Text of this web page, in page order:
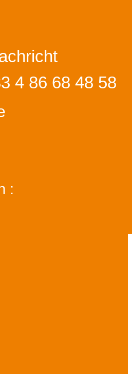
4 86 68 48 58
: